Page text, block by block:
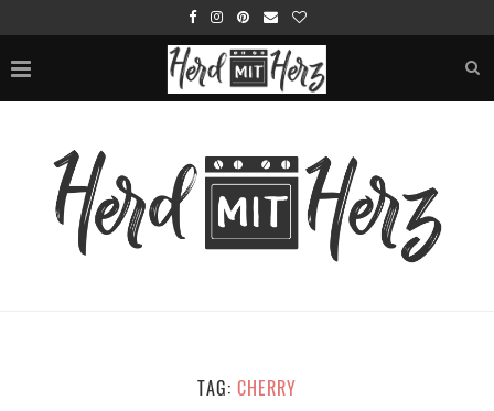
TAG: CHERRY